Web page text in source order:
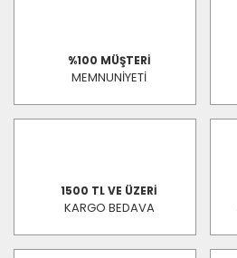
%100 MÜŞTERİ
MEMNUNİYETİ
1500 TL VE ÜZERİ
KARGO BEDAVA